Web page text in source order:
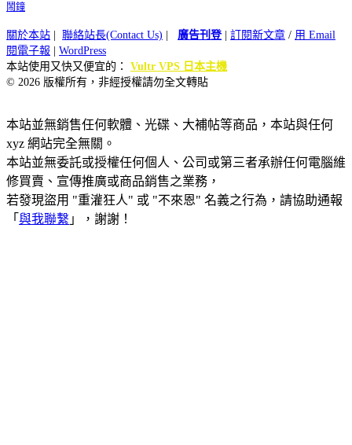
鬧鐘
關於本站 聯絡站長(Contact Us) 廣告刊登| 訂閱新文章 / 用 Email
閱電子報
WordPress
本站使用又快又便宜的： Vultr VPS 日本主機
© 2026 版權所有，非經授權請勿全文轉貼
本站並無銷售任何軟體、光碟、大補帖等商品，本站與任何
xyz 網站完全無關。
本站並無委託或授權任何個人、公司或第三者承辦任何電腦維
修買賣、宣傳推廣或商品銷售之業務，
若發現盜用 "重灌狂人" 或 "不來恩" 名義之行為，請協助通報
「 與我聯繫 」，謝謝！